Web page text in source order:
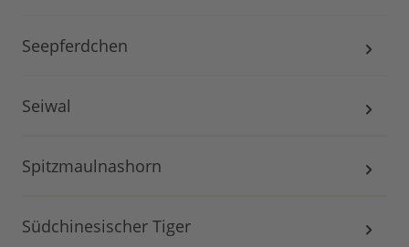
Seepferdchen
Seiwal
Spitzmaulnashorn
Südchinesischer Tiger